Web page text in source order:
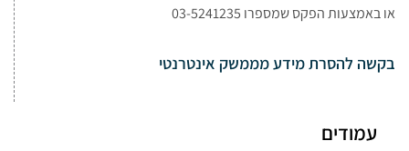
או באמצעות הפקס שמספרו 03-5241235
בקשה להסרת מידע מממשק אינטרנטי
עמודים